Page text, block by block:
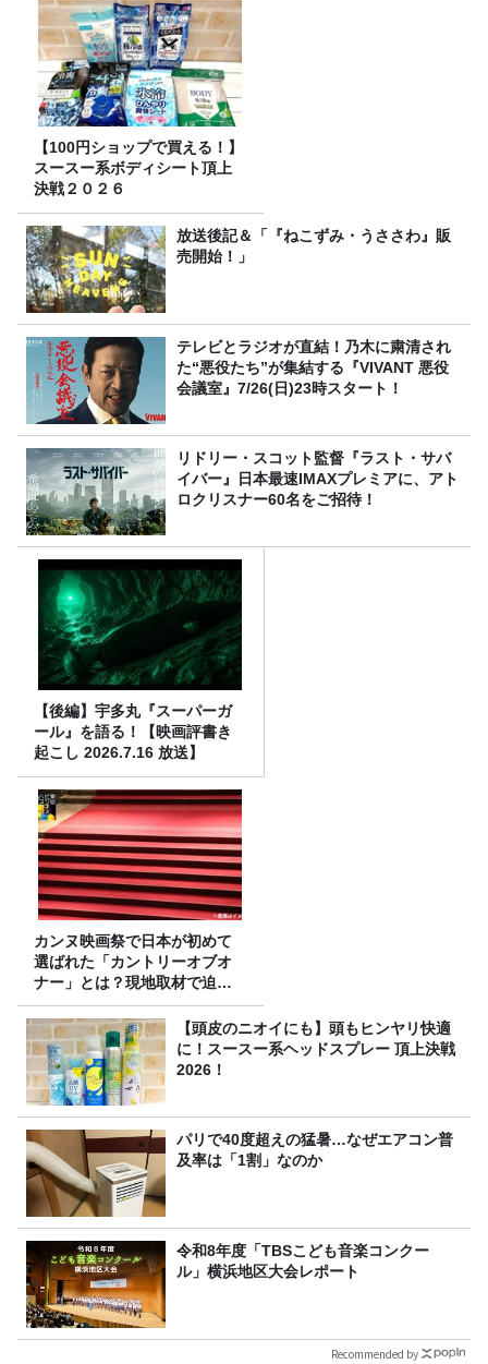
【100円ショップで買える！】
スースー系ボディシート頂上
決戦２０２６
放送後記＆「『ねこずみ・うささわ』販
売開始！」
テレビとラジオが直結！乃木に粛清され
た“悪役たち”が集結する『VIVANT 悪役
会議室』7/26(日)23時スタート！
リドリー・スコット監督『ラスト・サバ
イバー』日本最速IMAXプレミアに、アト
ロクリスナー60名をご招待！
【後編】宇多丸『スーパーガ
ール』を語る！【映画評書き
起こし 2026.7.16 放送】
カンヌ映画祭で日本が初めて
選ばれた「カントリーオブオ
ナー」とは？現地取材で迫る
選出の意味
【頭皮のニオイにも】頭もヒンヤリ快適
に！スースー系ヘッドスプレー 頂上決戦
2026！
パリで40度超えの猛暑…なぜエアコン普
及率は「1割」なのか
令和8年度「TBSこども音楽コンクー
ル」横浜地区大会レポート
Recommended by